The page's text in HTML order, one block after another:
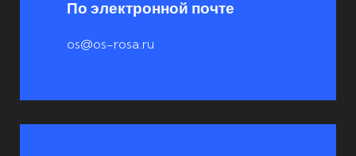
По электронной почте
os@os-rosa.ru